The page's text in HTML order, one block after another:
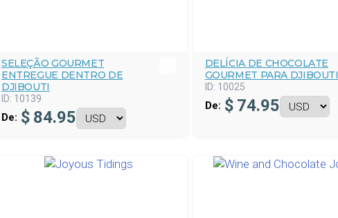
SELEÇÃO GOURMET
ENTREGUE DENTRO DE
DJIBOUTI
ID: 10139
De: $ 84.95
DELÍCIA DE CHOCOLATE
GOURMET PARA DJIBOUTI
ID: 10025
De: $ 74.95